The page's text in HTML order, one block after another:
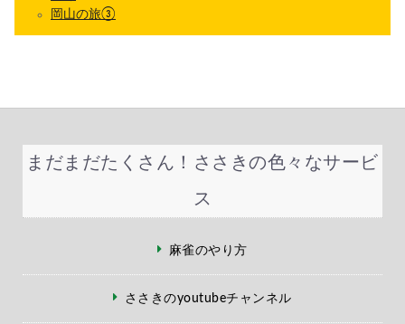
岡山の旅③
まだまだたくさん！ささきの色々なサービ
ス
麻雀のやり方
ささきのyoutubeチャンネル